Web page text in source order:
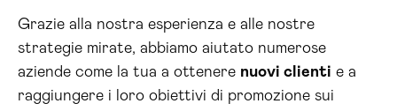
Grazie alla nostra esperienza e alle nostre
strategie mirate, abbiamo aiutato numerose
aziende come la tua a ottenere nuovi clienti e a
raggiungere i loro obiettivi di promozione sui